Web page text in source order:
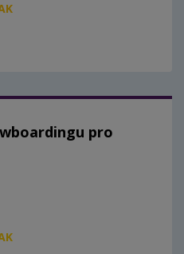
pro